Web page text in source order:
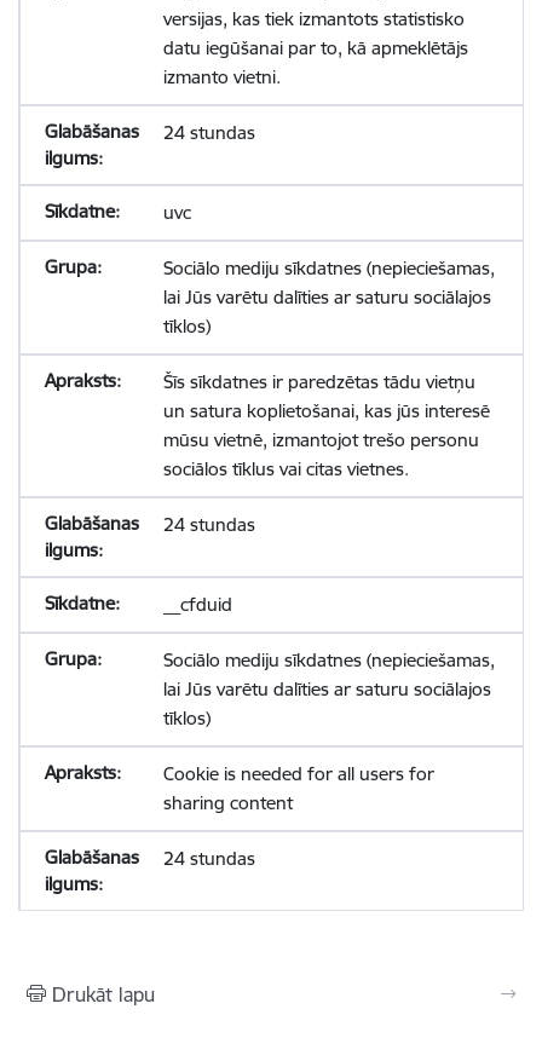
versijas, kas tiek izmantots statistisko
datu iegūšanai par to, kā apmeklētājs
izmanto vietni.
24 stundas
uvc
Sociālo mediju sīkdatnes (nepieciešamas,
lai Jūs varētu dalīties ar saturu sociālajos
tīklos)
Šīs sīkdatnes ir paredzētas tādu vietņu
un satura koplietošanai, kas jūs interesē
mūsu vietnē, izmantojot trešo personu
sociālos tīklus vai citas vietnes.
24 stundas
__cfduid
Sociālo mediju sīkdatnes (nepieciešamas,
lai Jūs varētu dalīties ar saturu sociālajos
tīklos)
Cookie is needed for all users for
sharing content
24 stundas
Drukāt lapu